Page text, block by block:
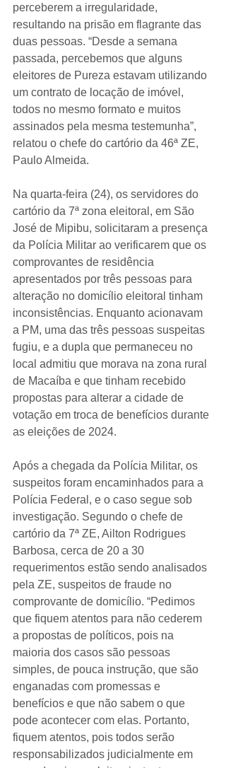
perceberem a irregularidade,
resultando na prisão em flagrante das
duas pessoas. “Desde a semana
passada, percebemos que alguns
eleitores de Pureza estavam utilizando
um contrato de locação de imóvel,
todos no mesmo formato e muitos
assinados pela mesma testemunha”,
relatou o chefe do cartório da 46ª ZE,
Paulo Almeida.
Na quarta-feira (24), os servidores do
cartório da 7ª zona eleitoral, em São
José de Mipibu, solicitaram a presença
da Polícia Militar ao verificarem que os
comprovantes de residência
apresentados por três pessoas para
alteração no domicílio eleitoral tinham
inconsistências. Enquanto acionavam
a PM, uma das três pessoas suspeitas
fugiu, e a dupla que permaneceu no
local admitiu que morava na zona rural
de Macaíba e que tinham recebido
propostas para alterar a cidade de
votação em troca de benefícios durante
as eleições de 2024.
Após a chegada da Polícia Militar, os
suspeitos foram encaminhados para a
Polícia Federal, e o caso segue sob
investigação. Segundo o chefe de
cartório da 7ª ZE, Ailton Rodrigues
Barbosa, cerca de 20 a 30
requerimentos estão sendo analisados
pela ZE, suspeitos de fraude no
comprovante de domicílio. “Pedimos
que fiquem atentos para não cederem
a propostas de políticos, pois na
maioria dos casos são pessoas
simples, de pouca instrução, que são
enganadas com promessas e
benefícios e que não sabem o que
pode acontecer com elas. Portanto,
fiquem atentos, pois todos serão
responsabilizados judicialmente em